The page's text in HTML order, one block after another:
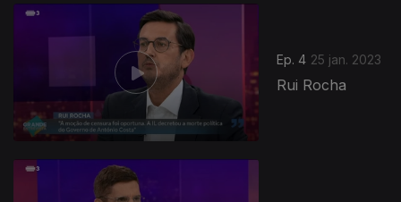
Ep. 4 25 jan. 2023
Rui Rocha